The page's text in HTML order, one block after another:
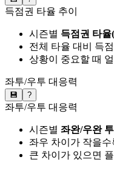
득점권 타율 추이
시즌별 득점권 타율
전체 타율 대비 득
상황이 중요할 때
좌투/우투 대응력
💾 ?
좌투/우투 대응력
시즌별 좌완/우완
좌우 차이가 작을
큰 차이가 있으면